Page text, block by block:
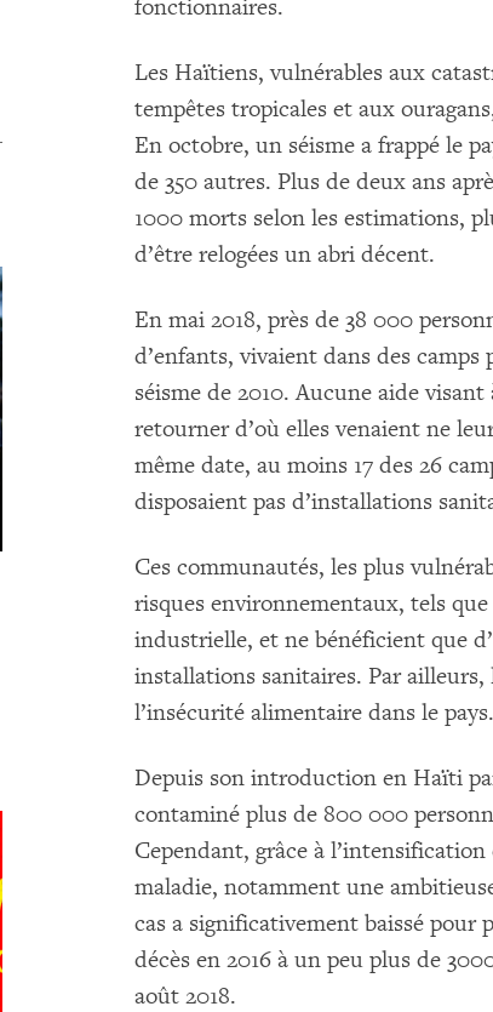
fonctionnaires.
Les Haïtiens, vulnérables aux
tempêtes tropicales et aux
En octobre, un séisme a frappé le
de 350 autres. Plus de deux ans
1000 morts selon les estimations,
d’être relogées un abri décent.
En mai 2018, près de 38 000
d’enfants, vivaient dans des camps
séisme de 2010. Aucune aide
retourner d’où elles venaient ne
même date, au moins 17 des 26
disposaient pas d’installations
Ces communautés, les plus
risques environnementaux, tels
industrielle, et ne bénéficient que
installations sanitaires. Par
l’insécurité alimentaire dans le pays.
Depuis son introduction en Haïti
contaminé plus de 800 000
Cependant, grâce à
maladie, notamment une
cas a significativement baissé pour
décès en 2016 à un peu plus de
août 2018.